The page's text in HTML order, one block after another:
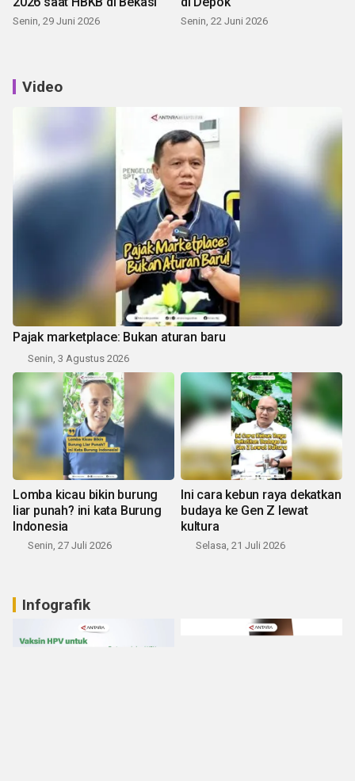
Senin, 29 Juni 2026 Senin, 22 Juni 2026
Video
Pajak marketplace: Bukan aturan baru
Senin, 3 Agustus 2026
Lomba kicau bikin burung
liar punah? ini kata Burung
Indonesia
Senin, 27 Juli 2026
Ini cara kebun raya dekatkan
budaya ke Gen Z lewat
kultura
Selasa, 21 Juli 2026
Infografik